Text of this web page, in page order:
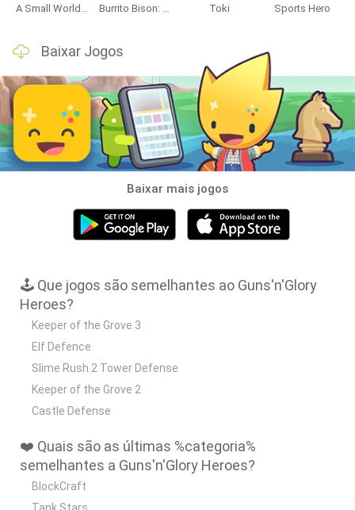
A Small World Cup Burrito Bison: Launcha Libre Toki Sports Hero
Baixar Jogos
Baixar mais jogos
🕹️ Que jogos são semelhantes ao Guns'n'Glory
Heroes?
Keeper of the Grove 3
Elf Defence
Slime Rush 2 Tower Defense
Keeper of the Grove 2
Castle Defense
❤️ Quais são as últimas %categoria%
semelhantes a Guns'n'Glory Heroes?
BlockCraft